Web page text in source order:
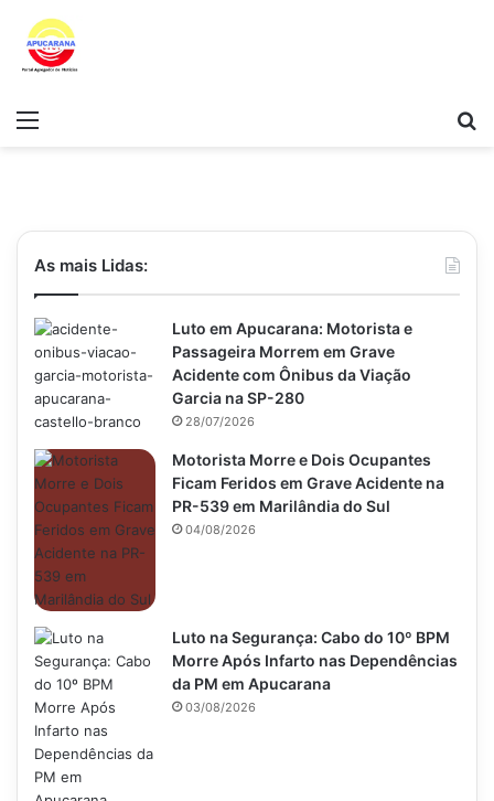
Menu
As mais Lidas:
Luto em Apucarana: Motorista e
Passageira Morrem em Grave
Acidente com Ônibus da Viação
Garcia na SP-280
28/07/2026
Motorista Morre e Dois Ocupantes
Ficam Feridos em Grave Acidente na
PR-539 em Marilândia do Sul
04/08/2026
Luto na Segurança: Cabo do 10º BPM
Morre Após Infarto nas Dependências
da PM em Apucarana
03/08/2026